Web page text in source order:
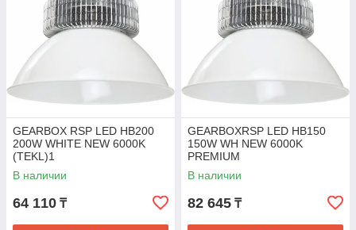
GEARBOX RSP LED HB200
200W WHITE NEW 6000K
(TEKL)1
В наличии
64 110 ₸
GEARBOXRSP LED HB150
150W WH NEW 6000K
PREMIUM
В наличии
82 645 ₸